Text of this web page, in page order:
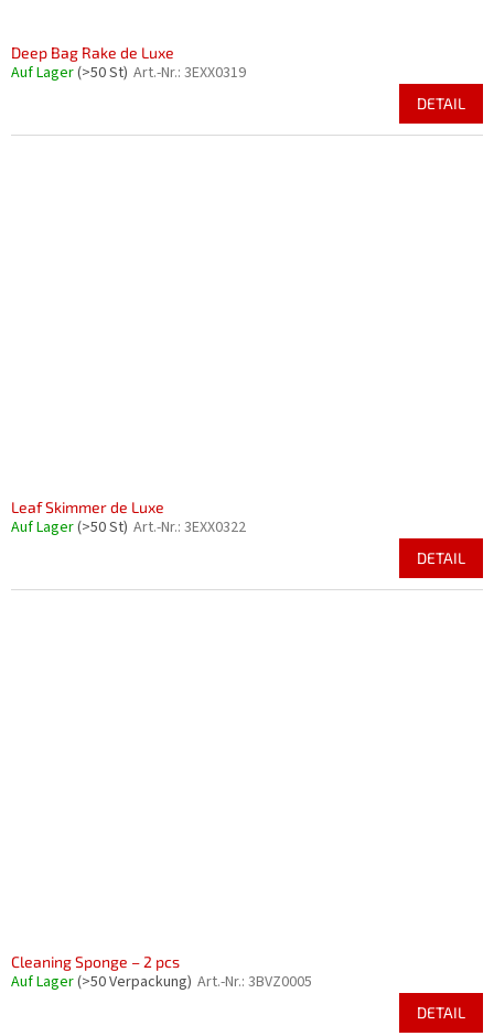
Deep Bag Rake de Luxe
Auf Lager(>50 St) Art.-Nr.: 3EXX0319
DETAIL
Leaf Skimmer de Luxe
Auf Lager(>50 St) Art.-Nr.: 3EXX0322
DETAIL
Cleaning Sponge – 2 pcs
Auf Lager(>50 Verpackung) Art.-Nr.: 3BVZ0005
DETAIL